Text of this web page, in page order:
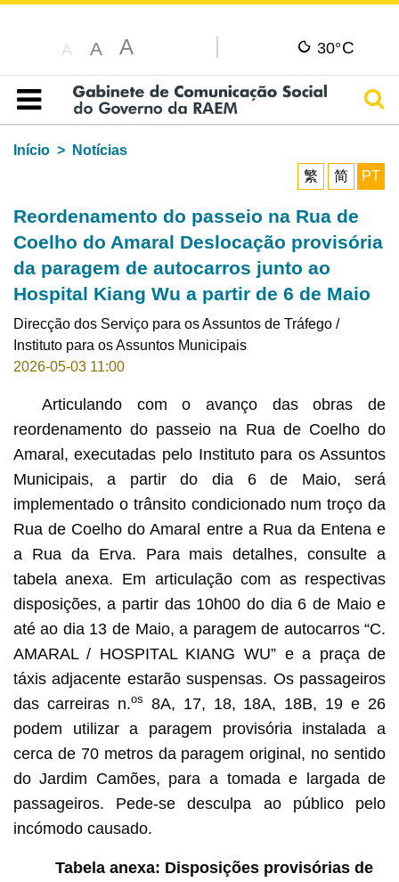
A A A 30°C
Índice
Início
Notícias
繁
简 PT
Reordenamento do passeio na Rua de
Coelho do Amaral Deslocação provisória
da paragem de autocarros junto ao
Hospital Kiang Wu a partir de 6 de Maio
Direcção dos Serviço para os Assuntos de Tráfego /
Instituto para os Assuntos Municipais
2026-05-03 11:00
Articulando com o avanço das obras de
reordenamento do passeio na Rua de Coelho do
Amaral, executadas pelo Instituto para os Assuntos
Municipais, a partir do dia 6 de Maio, será
implementado o trânsito condicionado num troço da
Rua de Coelho do Amaral entre a Rua da Entena e
a Rua da Erva. Para mais detalhes, consulte a
tabela anexa. Em articulação com as respectivas
disposições, a partir das 10h00 do dia 6 de Maio e
até ao dia 13 de Maio, a paragem de autocarros “C.
AMARAL / HOSPITAL KIANG WU” e a praça de
táxis adjacente estarão suspensas. Os passageiros
das carreiras n.os
8A, 17, 18, 18A, 18B, 19 e 26
podem utilizar a paragem provisória instalada a
cerca de 70 metros da paragem original, no sentido
do Jardim Camões, para a tomada e largada de
passageiros. Pede-se desculpa ao público pelo
incómodo causado.
Tabela anexa: Disposições provisórias de